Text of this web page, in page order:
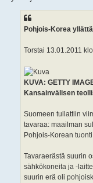
s
Pohjois-Korea
Torstai 13.01.2011
KUVA: GETTY
Kansainvälisen
Suomeen tullattiin
tavaraa: maailman
Pohjois-Korean
Tavaraerästä suurin
sähkökoneita ja -
suurin erä oli